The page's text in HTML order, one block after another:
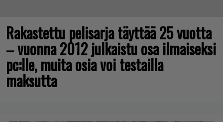
Rakastettu pelisarja täyttää 25 vuotta
– vuonna 2012 julkaistu osa ilmaiseksi
pc:lle, muita osia voi testailla
maksutta